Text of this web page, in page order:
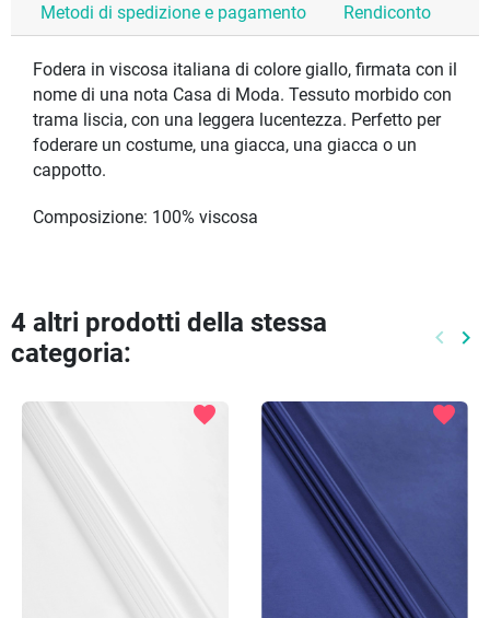
Metodi di spedizione e pagamento Rendiconto
Fodera in viscosa italiana di colore giallo, firmata con il
nome di una nota Casa di Moda. Tessuto morbido con
trama liscia, con una leggera lucentezza. Perfetto per
foderare un costume, una giacca, una giacca o un
cappotto.
Composizione: 100% viscosa
4 altri prodotti della stessa
categoria:
keyboard_arrow_left keyboard_arrow_right
favorite favorite